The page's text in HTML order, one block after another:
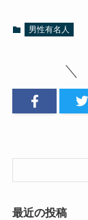
男性有名人
最近の投稿